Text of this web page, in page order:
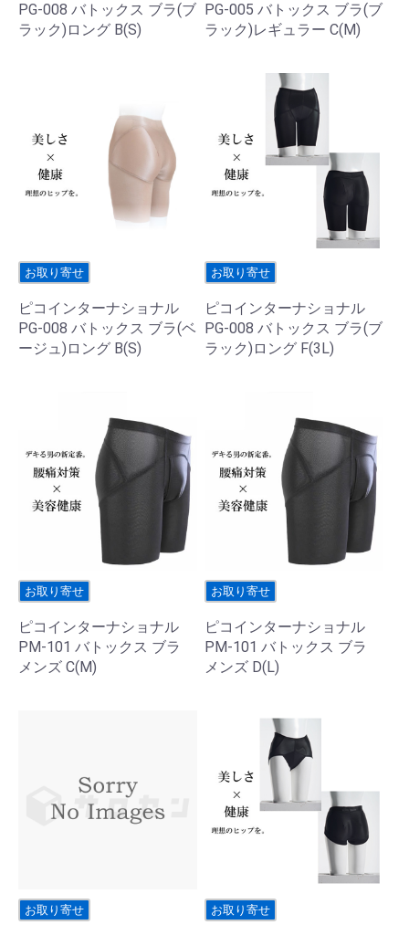
PG-008 バトックス ブラ(ブ
ラック)ロング B(S)
PG-005 バトックス ブラ(ブ
ラック)レギュラー C(M)
お取り寄せ
ピコインターナショナル
PG-008 バトックス ブラ(ベ
ージュ)ロング B(S)
お取り寄せ
ピコインターナショナル
PG-008 バトックス ブラ(ブ
ラック)ロング F(3L)
お取り寄せ
ピコインターナショナル
PM-101 バトックス ブラ
メンズ C(M)
お取り寄せ
ピコインターナショナル
PM-101 バトックス ブラ
メンズ D(L)
お取り寄せ お取り寄せ